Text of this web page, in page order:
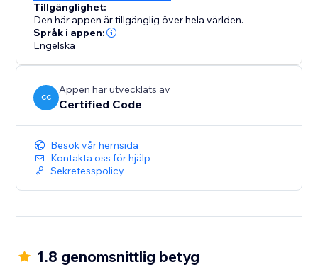
Tillgänglighet:
Den här appen är tillgänglig över hela världen.
Språk i appen:
Engelska
CC
Appen har utvecklats av
Certified Code
Besök vår hemsida
Kontakta oss för hjälp
Sekretesspolicy
1.8 genomsnittlig betyg